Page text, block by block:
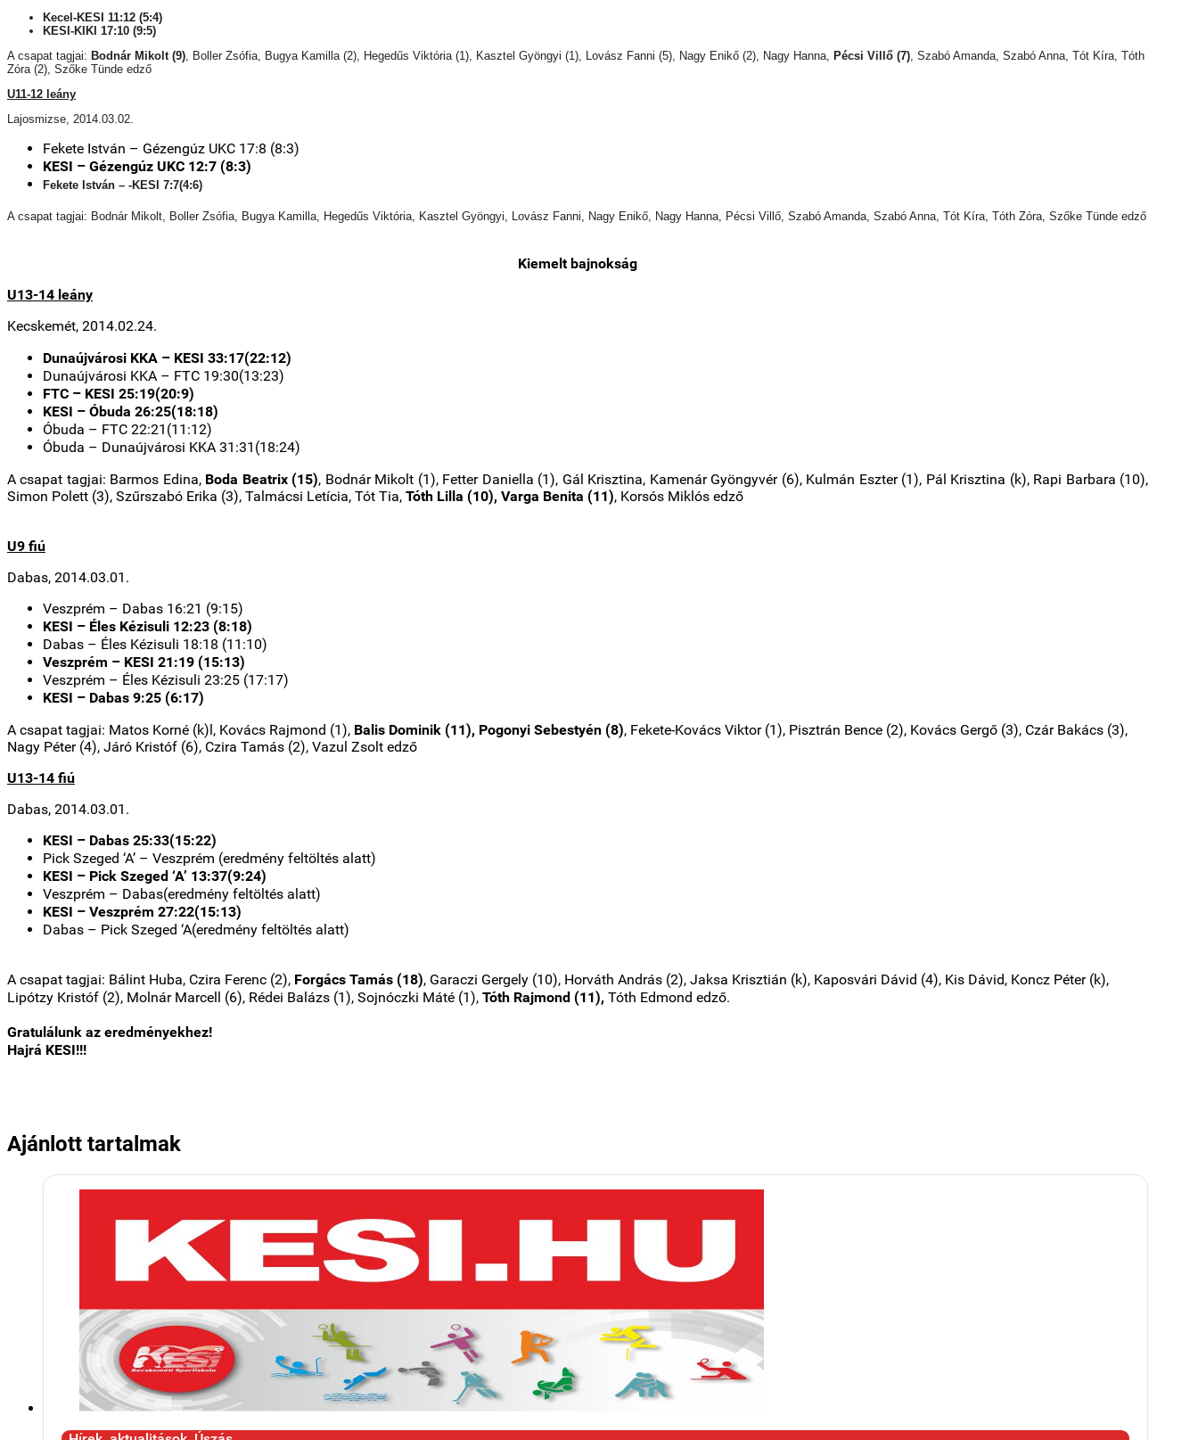
Kecel-KESI 11:12 (5:4)
KESI-KIKI 17:10 (9:5)
A csapat tagjai: Bodnár Mikolt (9) , Boller Zsófia, Bugya Kamilla (2), Hegedűs Viktória (1), Kasztel Gyöngyi (1), Lovász Fanni (5), Nagy Enikő (2), Nagy Hanna, Pécsi Villő (7) , Szabó Amanda, Szabó Anna, Tót Kíra, Tóth
Zóra (2), Szőke Tünde edző
U11-12 leány
Lajosmizse, 2014.03.02.
Fekete István – Gézengúz UKC 17:8 (8:3)
KESI – Gézengúz UKC 12:7 (8:3)
Fekete István – -KESI 7:7(4:6)
A csapat tagjai: Bodnár Mikolt, Boller Zsófia, Bugya Kamilla, Hegedűs Viktória, Kasztel Gyöngyi, Lovász Fanni, Nagy Enikő, Nagy Hanna, Pécsi Villő, Szabó Amanda, Szabó Anna, Tót Kíra, Tóth Zóra, Szőke Tünde edző
Kiemelt bajnokság
U13-14 leány
Kecskemét, 2014.02.24.
Dunaújvárosi KKA – KESI 33:17(22:12)
Dunaújvárosi KKA – FTC 19:30(13:23)
FTC – KESI 25:19(20:9)
KESI – Óbuda 26:25(18:18)
Óbuda – FTC 22:21(11:12)
Óbuda – Dunaújvárosi KKA 31:31(18:24)
A csapat tagjai: Barmos Edina,Boda Beatrix (15), Bodnár Mikolt (1), Fetter Daniella (1), Gál Krisztina, Kamenár Gyöngyvér (6), Kulmán Eszter (1), Pál Krisztina (k), Rapi Barbara (10),
Simon Polett (3), Szűrszabó Erika (3), Talmácsi Letícia, Tót Tia, Tóth Lilla (10), Varga Benita (11), Korsós Miklós edző
U9 fiú
Dabas, 2014.03.01.
Veszprém – Dabas 16:21 (9:15)
KESI – Éles Kézisuli 12:23 (8:18)
Dabas – Éles Kézisuli 18:18 (11:10)
Veszprém – KESI 21:19 (15:13)
Veszprém – Éles Kézisuli 23:25 (17:17)
KESI – Dabas 9:25 (6:17)
A csapat tagjai: Matos Korné (k)l, Kovács Rajmond (1), Balis Dominik (11), Pogonyi Sebestyén (8), Fekete-Kovács Viktor (1), Pisztrán Bence (2), Kovács Gergő (3), Czár Bakács (3),
Nagy Péter (4), Járó Kristóf (6), Czira Tamás (2), Vazul Zsolt edző
U13-14 fiú
Dabas, 2014.03.01.
KESI – Dabas 25:33(15:22)
Pick Szeged ‘A’ – Veszprém (eredmény feltöltés alatt)
KESI – Pick Szeged ‘A’ 13:37(9:24)
Veszprém – Dabas(eredmény feltöltés alatt)
KESI – Veszprém 27:22(15:13)
Dabas – Pick Szeged ‘A(eredmény feltöltés alatt)
A csapat tagjai: Bálint Huba, Czira Ferenc (2), Forgács Tamás (18), Garaczi Gergely (10), Horváth András (2), Jaksa Krisztián (k), Kaposvári Dávid (4), Kis Dávid, Koncz Péter (k),
Lipótzy Kristóf (2), Molnár Marcell (6), Rédei Balázs (1), Sojnóczki Máté (1), Tóth Rajmond (11), Tóth Edmond edző.
Gratulálunk az eredményekhez!
Hajrá KESI!!!
Ajánlott tartalmak